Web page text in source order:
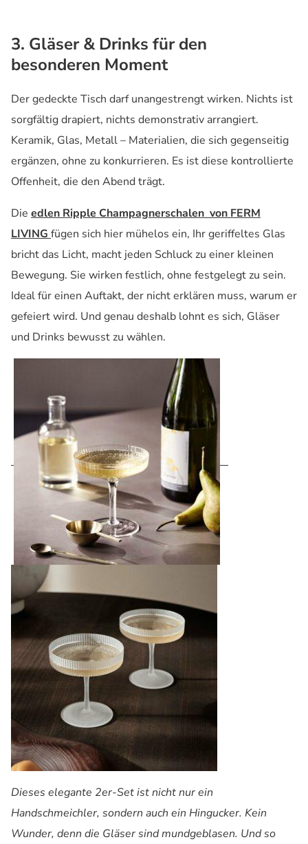
3. Gläser & Drinks für den
besonderen Moment
Der gedeckte Tisch darf unangestrengt wirken. Nichts ist
sorgfältig drapiert, nichts demonstrativ arrangiert.
Keramik, Glas, Metall – Materialien, die sich gegenseitig
ergänzen, ohne zu konkurrieren. Es ist diese kontrollierte
Offenheit, die den Abend trägt.
Die edlen Ripple Champagnerschalen von FERM
LIVING fügen sich hier mühelos ein, Ihr geriffeltes Glas
bricht das Licht, macht jeden Schluck zu einer kleinen
Bewegung. Sie wirken festlich, ohne festgelegt zu sein.
Ideal für einen Auftakt, der nicht erklären muss, warum er
gefeiert wird. Und genau deshalb lohnt es sich, Gläser
und Drinks bewusst zu wählen.
Dieses elegante 2er-Set ist nicht nur ein
Handschmeichler, sondern auch ein Hingucker. Kein
Wunder, denn die Gläser sind mundgeblasen. Und so